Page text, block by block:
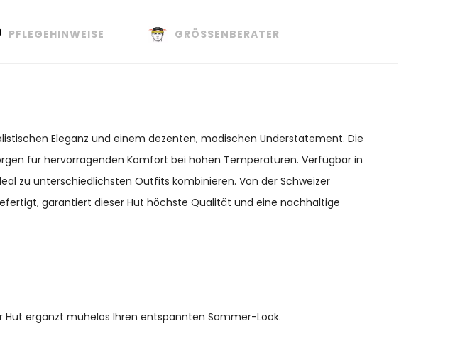
PFLEGEHINWEISE GRÖSSENBERATER
Eleganz und einem dezenten, modischen Understatement. Die
für hervorragenden Komfort bei hohen Temperaturen. Verfügbar in
zu unterschiedlichsten Outfits kombinieren. Von der Schweizer
garantiert dieser Hut höchste Qualität und eine nachhaltige
ergänzt mühelos Ihren entspannten Sommer-Look.